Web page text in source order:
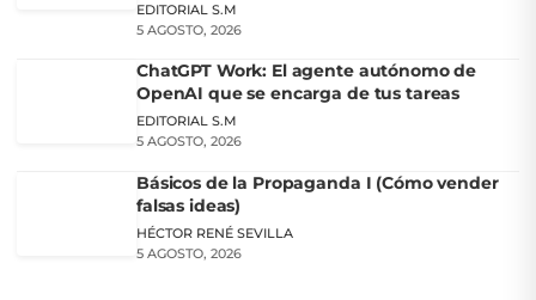
EDITORIAL S.M
5 AGOSTO, 2026
ChatGPT Work: El agente autónomo de
OpenAI que se encarga de tus tareas
EDITORIAL S.M
5 AGOSTO, 2026
Básicos de la Propaganda I (Cómo vender
falsas ideas)
HÉCTOR RENÉ SEVILLA
5 AGOSTO, 2026